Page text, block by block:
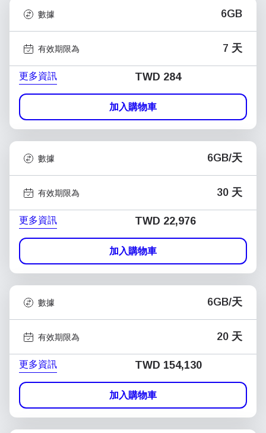
數據 6GB
有效期限為 7 天
更多資訊 TWD 284
加入購物車
數據 6GB/天
有效期限為 30 天
更多資訊 TWD 22,976
加入購物車
數據 6GB/天
有效期限為 20 天
更多資訊 TWD 154,130
加入購物車